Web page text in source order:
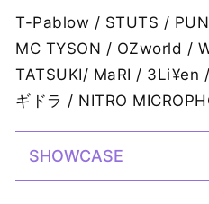
T-Pablow / STUTS /
MC TYSON / OZworld /
TATSUKI/ MaRI / 3Li¥en
ギドラ / NITRO
SHOWCASE